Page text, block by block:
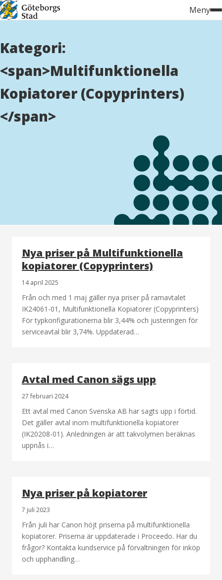
Hoppa
till
Meny
Kategori:
<span>Multifunktionella
Kopiatorer (Copyprinters)
</span>
Nya priser på Multifunktionella
kopiatorer (Copyprinters)
14 april 2025
Från och med 1 maj gäller nya priser på ramavtalet
IK24061-01, Multifunktionella Kopiatorer (Copyprinters)
För typkonfigurationerna blir 3,44% och justeringen för
serviceavtal blir 3,74%. Uppdaterad…
Avtal med Canon sägs upp
27 februari 2024
Ett avtal med Canon Svenska AB har sagts upp i förtid.
Det gäller avtal inom multifunktionella kopiatorer
(IK20208-01). Anledningen är att takvolymen beräknas
uppnås i…
Nya priser på kopiatorer
7 juli 2023
Från juli har Canon höjt priserna på multifunktionella
kopiatorer. Priserna är uppdaterade i Proceedo. Har du
frågor? Kontakta kundservice på förvaltningen för inköp
och upphandling…